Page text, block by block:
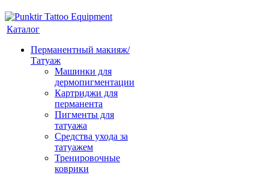
Каталог
Перманентный макияж/
Татуаж
Машинки для
дермопигментации
Картриджи для
перманента
Пигменты для
татуажа
Средства ухода за
татуажем
Тренировочные
коврики